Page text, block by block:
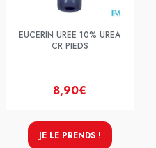
EUCERIN UREE 10% UREA
CR PIEDS
8,90€
JE LE PRENDS !